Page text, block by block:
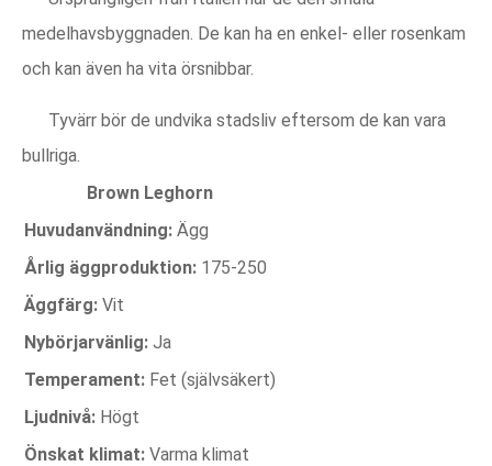
medelhavsbyggnaden. De kan ha en enkel- eller rosenkam
och kan även ha vita örsnibbar.
Tyvärr bör de undvika stadsliv eftersom de kan vara
bullriga.
Brown Leghorn
Huvudanvändning: Ägg
Årlig äggproduktion: 175-250
Äggfärg: Vit
Nybörjarvänlig: Ja
Temperament: Fet (självsäkert)
Ljudnivå: Högt
Önskat klimat: Varma klimat